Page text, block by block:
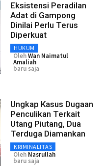
Eksistensi Peradilan
Adat di Gampong
Dinilai Perlu Terus
Diperkuat
HUKUM
OlehWan Naimatul
Amaliah
baru saja
Ungkap Kasus Dugaan
Penculikan Terkait
Utang Piutang, Dua
Terduga Diamankan
KRIMINALITAS
Oleh Nasrullah
baru saja